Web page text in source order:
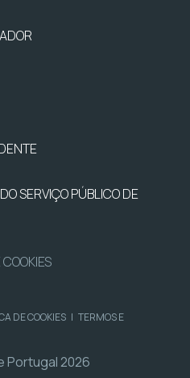
SERVIÇO PÚBLICO DE
DE COOKIES | TERMOS E
Portugal 2026